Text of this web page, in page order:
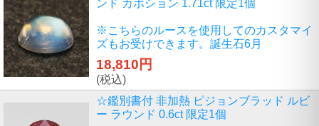
ンド カボション 1.71ct 限定1個
※こちらのルースを使用してのカスタマイ
ズもお受けできます。誕生石6月
18,810円
(税込)
☆鑑別書付 非加熱 ピジョンブラッド ルビ
ー ラウンド 0.6ct 限定1個